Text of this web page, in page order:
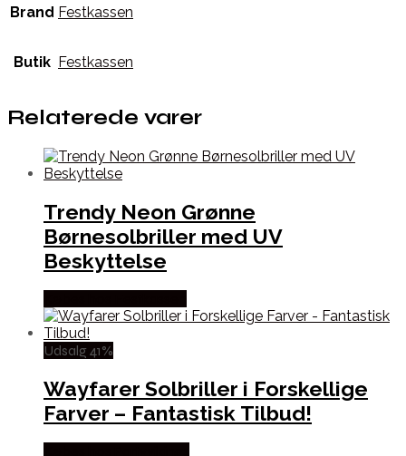
Brand Festkassen
Butik Festkassen
Relaterede varer
Trendy Neon Grønne
Børnesolbriller med UV
Beskyttelse
Udsalg 41%
Wayfarer Solbriller i Forskellige
Farver – Fantastisk Tilbud!